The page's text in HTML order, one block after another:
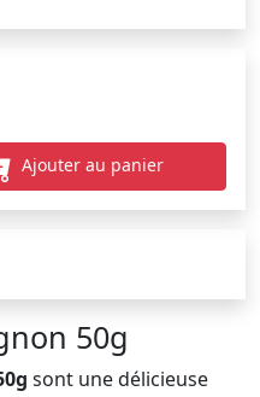
Ajouter au panier
50g
sont une délicieuse